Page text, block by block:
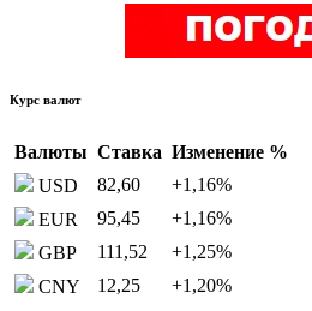
Курс валют
Валюты Ставка Изменение %
USD
82,60 +1,16%
EUR
95,45 +1,16%
GBP
111,52 +1,25%
CNY
12,25 +1,20%